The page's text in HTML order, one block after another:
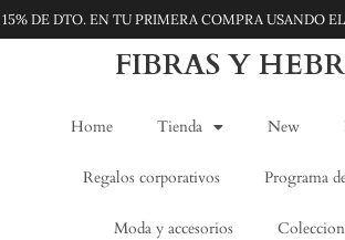
15% DE DTO. EN TU PRIMERA COMPRA USANDO
FIBRAS Y
Home Tienda New
Regalos corporativos Programa
Moda y accesorios